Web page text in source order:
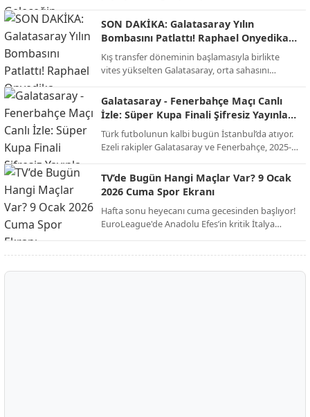
Elifnaz Recep, modern mimarinin artık sadece
binalardan ibaret olmadığını, doğayla entegre
yaşayan "nefes alan" alanların bir zorunluluk
haline geldiğini vurguluyor.
SON DAKİKA: Galatasaray Yılın
Bombasını Patlattı! Raphael Onyedika
Transferinde Mutlu Son!
Kış transfer döneminin başlamasıyla birlikte
vites yükselten Galatasaray, orta sahasını
kırmızılı yönetim, bir süredir görüşme halinde
olduğu Nijeryalı yıldız Raphael Onyedika ve
kulübü Club Brugge ile her konuda anlaşmaya
vardı. İşte dev transferin bonservis bedeli, maaş
detayları ve sözleşme şartları!
Galatasaray - Fenerbahçe Maçı Canlı
İzle: Süper Kupa Finali Şifresiz Yayınla
Ekranda!
Türk futbolunun kalbi bugün İstanbul’da atıyor.
Ezeli rakipler Galatasaray ve Fenerbahçe, 2025-
müzelerine götürmek için karşı karşıya geliyor.
Milyonların beklediği dev derbi, şifresiz kanal
müjdesiyle futbolseverleri ekran başına kilitliyor.
TV’de Bugün Hangi Maçlar Var? 9 Ocak
2026 Cuma Spor Ekranı
Hafta sonu heyecanı cuma gecesinden başlıyor!
EuroLeague'de Anadolu Efes’in kritik İtalya